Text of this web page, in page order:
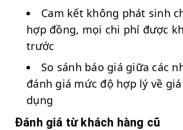
Cam kết không phát sinh
hợp đồng, mọi chi phí được
trước
So sánh báo giá giữa các
đánh giá mức độ hợp lý về
dụng
Đánh giá từ khách hàng cũ